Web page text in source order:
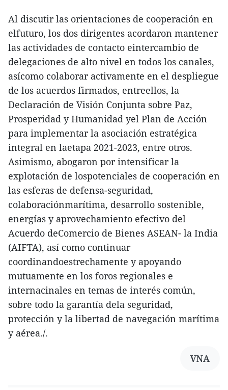
Al discutir las orientaciones de cooperación en
elfuturo, los dos dirigentes acordaron mantener
las actividades de contacto eintercambio de
delegaciones de alto nivel en todos los canales,
asícomo colaborar activamente en el despliegue
de los acuerdos firmados, entreellos, la
Declaración de Visión Conjunta sobre Paz,
Prosperidad y Humanidad yel Plan de Acción
para implementar la asociación estratégica
integral en laetapa 2021-2023, entre otros.
Asimismo, abogaron por intensificar la
explotación de lospotenciales de cooperación en
las esferas de defensa-seguridad,
colaboraciónmarítima, desarrollo sostenible,
energías y aprovechamiento efectivo del
Acuerdo deComercio de Bienes ASEAN- la India
(AIFTA), así como continuar
coordinandoestrechamente y apoyando
mutuamente en los foros regionales e
internacinales en temas de interés común,
sobre todo la garantía dela seguridad,
protección y la libertad de navegación marítima
y aérea./.
VNA